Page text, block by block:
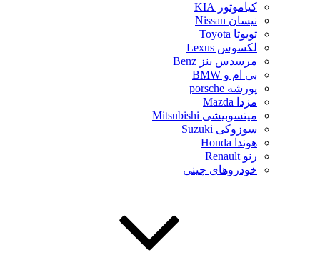
کیاموتور KIA
نیسان Nissan
تویوتا Toyota
لکسوس Lexus
مرسدس بنز Benz
بی ام و BMW
پورشه porsche
مزدا Mazda
میتسوبیشی Mitsubishi
سوزوکی Suzuki
هوندا Honda
رنو Renault
خودروهای چینی